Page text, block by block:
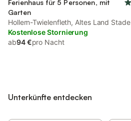
Ferienhaus für 5 Personen, mit
Garten
Hollern-Twielenfleth, Altes Land Stade
Kostenlose Stornierung
ab94 €pro Nacht
Unterkünfte entdecken